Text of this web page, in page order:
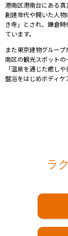
港南区港南台にある真
創建年代や開いた人
き寺」とされ、鎌倉
ています。
また東京建物グルー
南区の観光スポットの
「温泉を通じた癒し
盤浴をはじめボディケ
ラ